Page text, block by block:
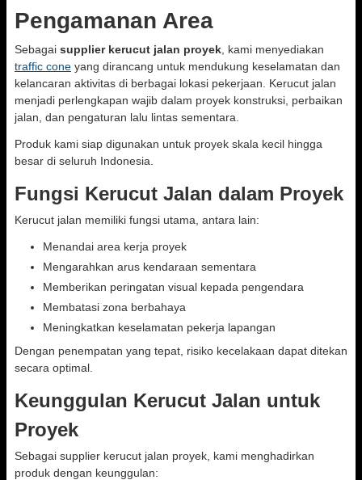
Pengamanan Area
Sebagai supplier kerucut jalan proyek , kami menyediakan
traffic cone yang dirancang untuk mendukung keselamatan dan
kelancaran aktivitas di berbagai lokasi pekerjaan. Kerucut jalan
menjadi perlengkapan wajib dalam proyek konstruksi, perbaikan
jalan, dan pengaturan lalu lintas sementara.
Produk kami siap digunakan untuk proyek skala kecil hingga
besar di seluruh Indonesia.
Fungsi Kerucut Jalan dalam Proyek
Kerucut jalan memiliki fungsi utama, antara lain:
Menandai area kerja proyek
Mengarahkan arus kendaraan sementara
Memberikan peringatan visual kepada pengendara
Membatasi zona berbahaya
Meningkatkan keselamatan pekerja lapangan
Dengan penempatan yang tepat, risiko kecelakaan dapat ditekan
secara optimal.
Keunggulan Kerucut Jalan untuk
Proyek
Sebagai supplier kerucut jalan proyek, kami menghadirkan
produk dengan keunggulan: